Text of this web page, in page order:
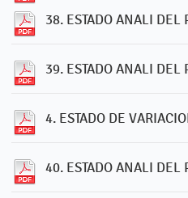
38. ESTADO ANALI DEL
39. ESTADO ANALI DEL
4. ESTADO DE
40. ESTADO ANALI DEL